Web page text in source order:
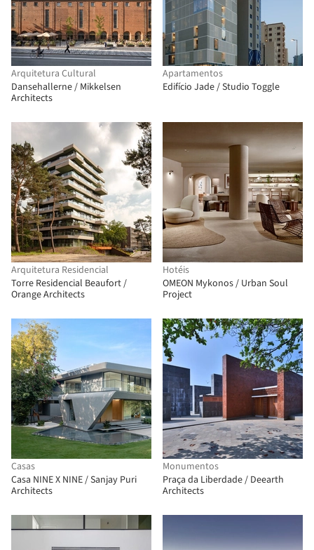
Arquitetura Cultural
Dansehallerne / Mikkelsen
Architects
Apartamentos
Edifício Jade / Studio Toggle
Arquitetura Residencial
Torre Residencial Beaufort /
Orange Architects
Hotéis
OMEON Mykonos / Urban Soul
Project
Casas
Casa NINE X NINE / Sanjay Puri
Architects
Monumentos
Praça da Liberdade / Deearth
Architects